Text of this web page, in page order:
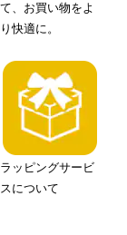
て、お買い物をよ
り快適に。
ラッピングサービ
スについて